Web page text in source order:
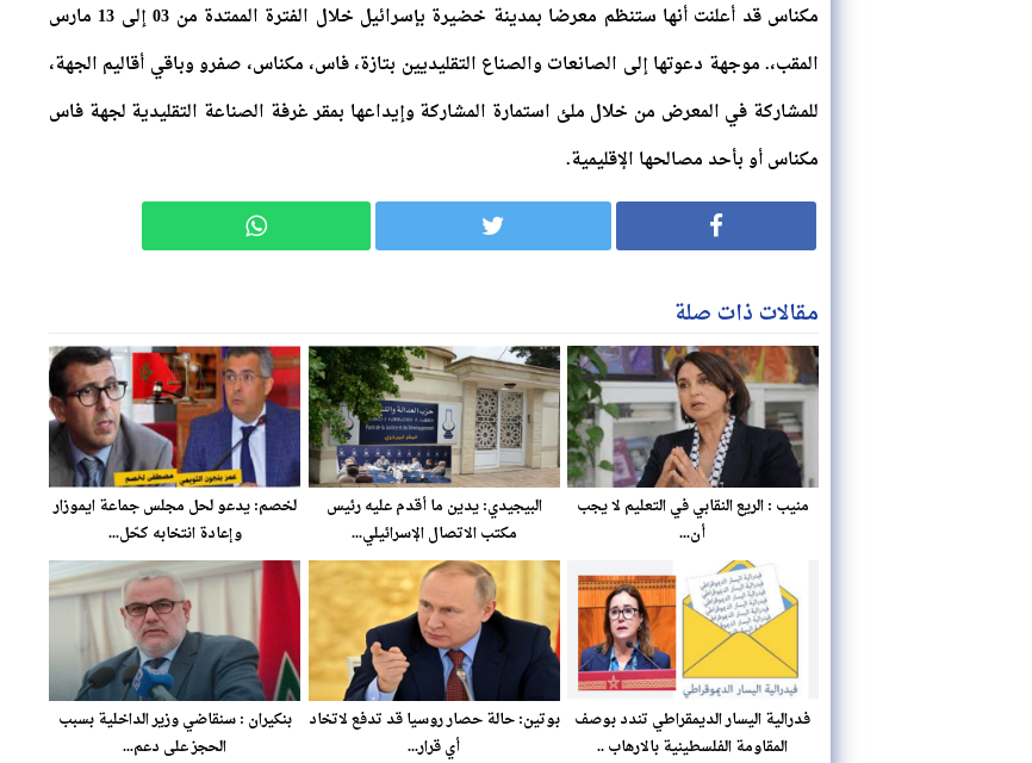
مكناس قد أعلنت أنها ستنظم معرضا بمدينة خضيرة بإسرائيل خلال الفترة الممتدة من 03 إلى 13 مارس
المقب،. موجهة دعوتها إلى الصانعات والصناع التقليديين بتازة، فاس، مكناس، صفرو وباقي أقاليم الجهة،
للمشاركة في المعرض من خلال ملئ استمارة المشاركة وإيداعها بمقر غرفة الصناعة التقليدية لجهة فاس
مكناس أو بأحد مصالحها الإقليمية.
مقالات ذات صلة
منيب : الريع النقابي في التعليم لا يجب
أن...
البيجيدي: يدين ما أقدم عليه رئيس
مكتب الاتصال الإسرائيلي...
لخصم: يدعو لحل مجلس جماعة ايموزار
وإعادة انتخابه كحّل...
فدرالية اليسار الديمقراطي تندد بوصف
المقاومة الفلسطينية بالارهاب ..
بوتين: حالة حصار روسيا قد تدفع لاتخاد
أي قرار...
بنكيران : سنقاضي وزير الداخلية بسبب
الحجز على دعم...